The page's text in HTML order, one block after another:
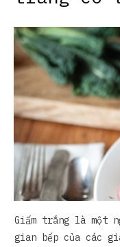
Giấm trắng là một
gian bếp của các